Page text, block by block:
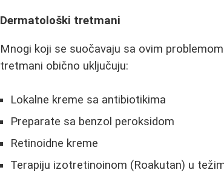
Dermatološki tretmani
Mnogi koji se suočavaju sa ovim
tretmani obično uključuju:
Lokalne kreme sa antibiotikima
Preparate sa benzol peroksidom
Retinoidne kreme
Terapiju izotretinoinom (Roakutan) u